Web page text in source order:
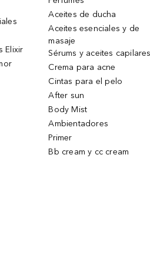
Elixir
Aceites de ducha
Aceites esenciales y de
masaje
Sérums y aceites capilares
Crema para acne
Cintas para el pelo
After sun
Body Mist
Ambientadores
Primer
Bb cream y cc cream